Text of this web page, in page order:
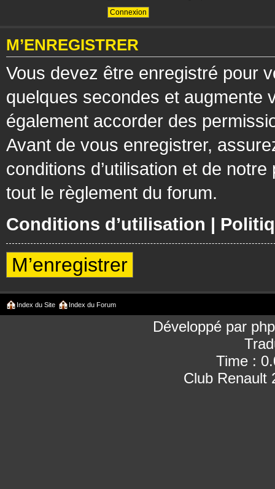
M’ENREGISTRER
Vous devez être enregistré pour
quelques secondes et augmente
également accorder des
Avant de vous enregistrer,
conditions d’utilisation et de
tout le règlement du forum.
Conditions d’utilisation |
M’enregistrer
Index du Site Index du Forum
Développé par
Time :
Club Renault